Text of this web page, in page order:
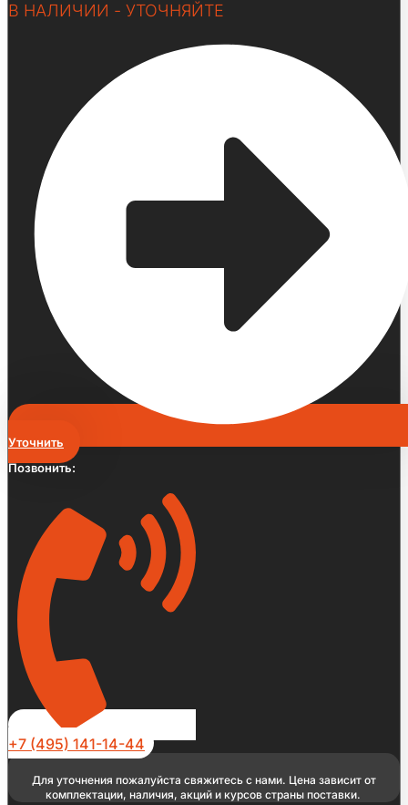
В НАЛИЧИИ - УТОЧНЯЙТЕ
Уточнить
Позвонить:
+7 (495) 141-14-44
Для уточнения пожалуйста свяжитесь с нами. Цена зависит от
комплектации, наличия, акций и курсов страны поставки.